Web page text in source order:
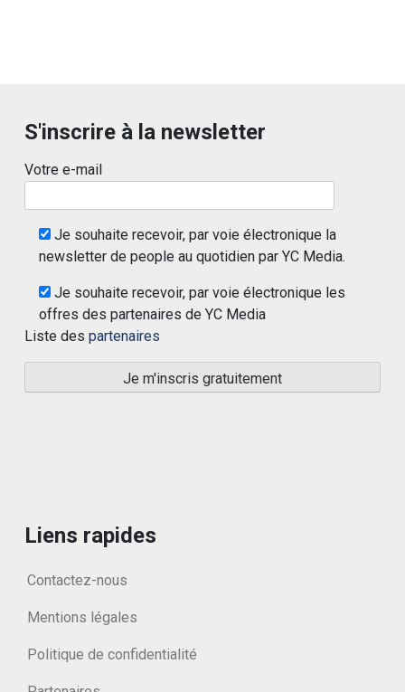
S'inscrire à la newsletter
Votre e-mail
Je souhaite recevoir, par voie électronique la
newsletter de people au quotidien par YC Media.
Je souhaite recevoir, par voie électronique les
offres des partenaires de YC Media
Liste des partenaires
Liens rapides
Contactez-nous
Mentions légales
Politique de confidentialité